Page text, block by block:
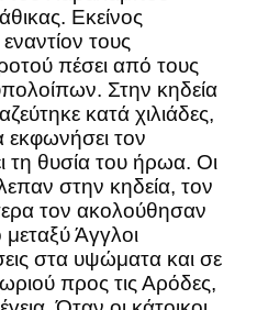
Εκείνος
τους
πέσει από τους
Στην κηδεία
κατά χιλιάδες,
τον
τη θυσία του ήρωα. Οι
στην κηδεία, τον
τον ακολούθησαν
Άγγλοι
στα υψώματα και σε
προς τις Αρόδες,